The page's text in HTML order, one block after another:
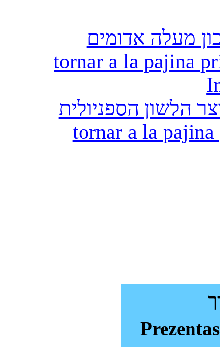
מעלה אדומים
tornar a la pajina
הלשון הספניולית
tornar a la